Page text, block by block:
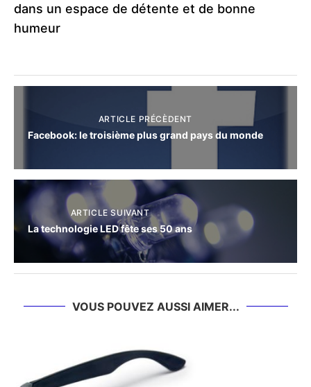
dans un espace de détente et de bonne
humeur
ARTICLE PRÉCÈDENT
Facebook: le troisième plus grand pays du monde
ARTICLE SUIVANT
La technologie LED fête ses 50 ans
VOUS POUVEZ AUSSI AIMER...